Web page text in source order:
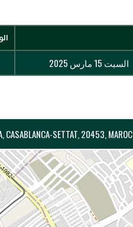
السبت 15 مارس 2025
CASABLANCA-SETTAT, 20453, MAROC